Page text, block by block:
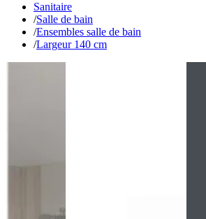
Sanitaire
/Salle de bain
/Ensembles salle de bain
/Largeur 140 cm